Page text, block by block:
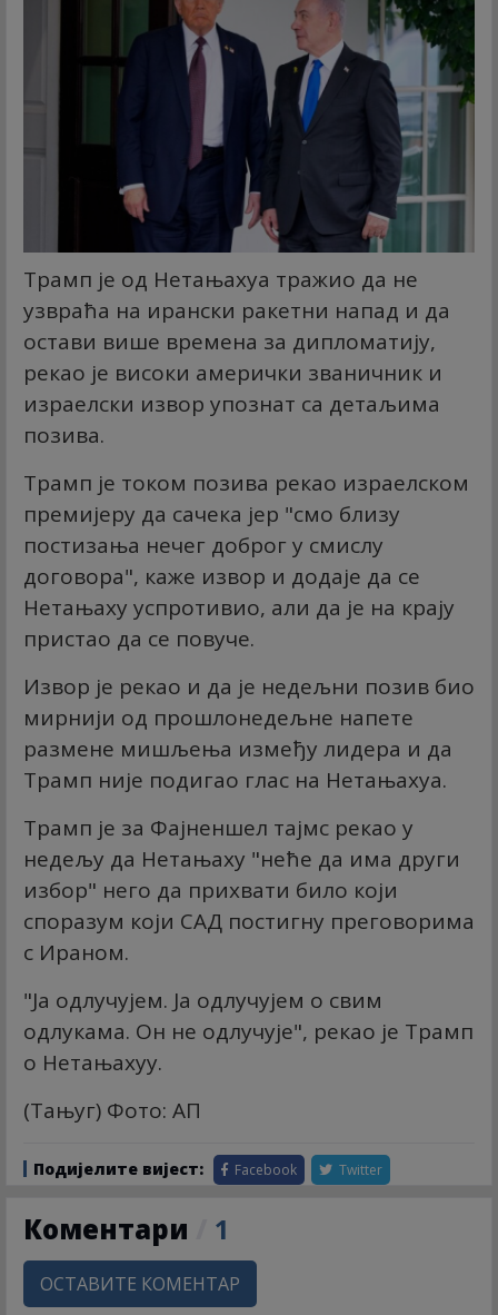
Трамп је од Нетањахуа тражио да не
узвраћа на ирански ракетни напад и да
остави више времена за дипломатију,
рекао је високи амерички званичник и
израелски извор упознат са детаљима
позива.
Трамп је током позива рекао израелском
премијеру да сачека јер "смо близу
постизања нечег доброг у смислу
договора", каже извор и додаје да се
Нетањаху успротивио, али да је на крају
пристао да се повуче.
Извор је рекао и да је недељни позив био
мирнији од прошлонедељне напете
размене мишљења између лидера и да
Трамп није подигао глас на Нетањахуа.
Трамп је за Фајненшел тајмс рекао у
недељу да Нетањаху "неће да има други
избор" него да прихвати било који
споразум који САД постигну преговорима
с Ираном.
"Ја одлучујем. Ја одлучујем о свим
одлукама. Он не одлучује", рекао је Трамп
о Нетањахуу.
(Тањуг) Фото: АП
Подијелите вијест: Facebook Twitter
Коментари 1
ОСТАВИТЕ КОМЕНТАР